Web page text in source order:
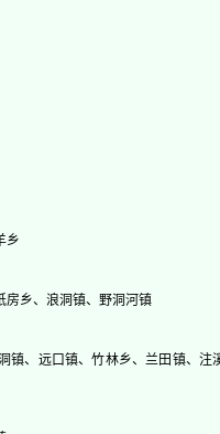
乡
房乡、浪洞镇、野洞河镇
镇、远口镇、竹林乡、兰田镇、注